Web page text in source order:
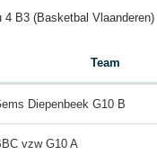
4 B3 (Basketbal Vlaanderen)
Team
Diepenbeek G10 B
vzw G10 A